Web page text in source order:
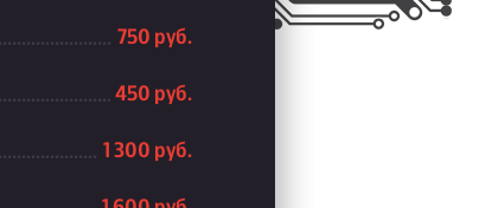
750 руб.
450 руб.
1 300 руб.